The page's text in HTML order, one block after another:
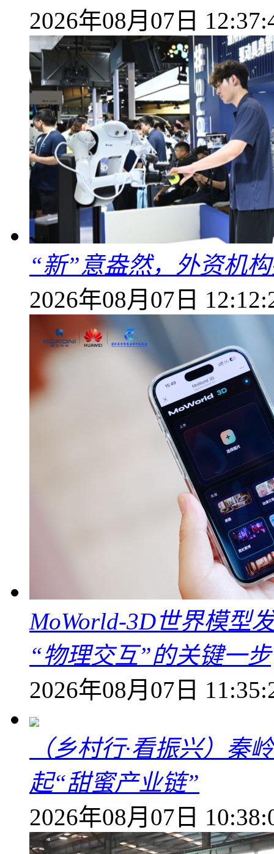
2026年08月07日
“新”意盎然，外资机
2026年08月07日
MoWorld-3D世界模型
“物理交互”的关键一步
2026年08月07日
（乡村行·看振兴）秦
起“甜蜜产业链”
2026年08月07日